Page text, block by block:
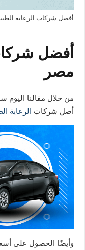
أفضل شركات الرعاية
أفضل
مصر
من خلال مقالنا
أصل شركات الرعاية
وأيضًا الحصول على